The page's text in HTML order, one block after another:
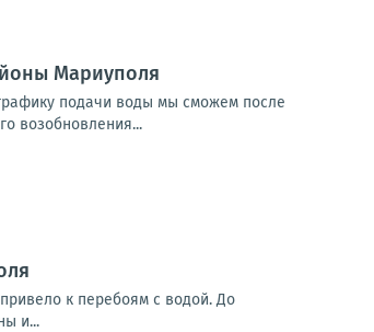
Мариуполя
подачи воды мы сможем после
возобновления...
к перебоям с водой. До
и...